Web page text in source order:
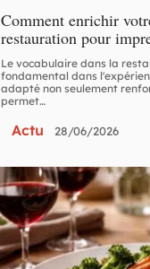
Comment enrichir
restauration pour
Le vocabulaire dans la
fondamental dans
adapté non seulement
permet…
Actu 28/06/2026